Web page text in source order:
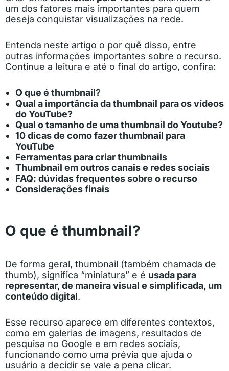
um dos fatores mais importantes para quem
deseja conquistar visualizações na rede.
Entenda neste artigo o por quê disso, entre
outras informações importantes sobre o recurso.
Continue a leitura e até o final do artigo, confira:
O que é thumbnail?
Qual a importância da thumbnail para os vídeos
do YouTube?
Qual o tamanho de uma thumbnail do Youtube?
10 dicas de como fazer thumbnail para
YouTube
Ferramentas para criar thumbnails
Thumbnail em outros canais e redes sociais
FAQ: dúvidas frequentes sobre o recurso
Considerações finais
O que é thumbnail?
De forma geral, thumbnail (também chamada de
thumb), significa “miniatura” e é usada para
representar, de maneira visual e simplificada, um
conteúdo digital.
Esse recurso aparece em diferentes contextos,
como em galerias de imagens, resultados de
pesquisa no Google e em redes sociais,
funcionando como uma prévia que ajuda o
usuário a decidir se vale a pena clicar.